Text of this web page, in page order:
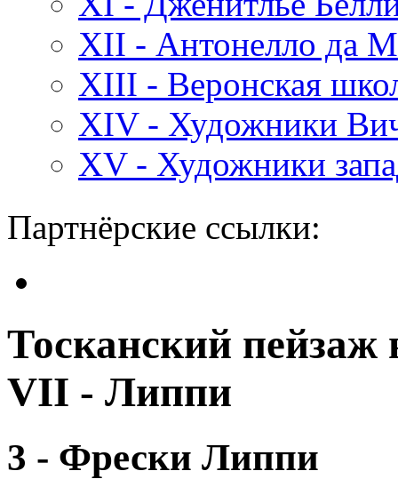
XII - Антонелло да
XIII - Веронская
XIV - Художники
XV - Художники
Партнёрские ссылки:
Тосканский пейзаж
VII - Липпи
3 - Фрески Липпи